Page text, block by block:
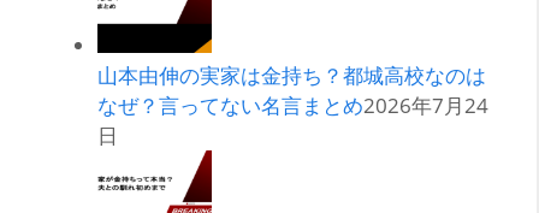
山本由伸の実家は金持ち？都城高校なのは
なぜ？言ってない名言まとめ2026年7月24
日